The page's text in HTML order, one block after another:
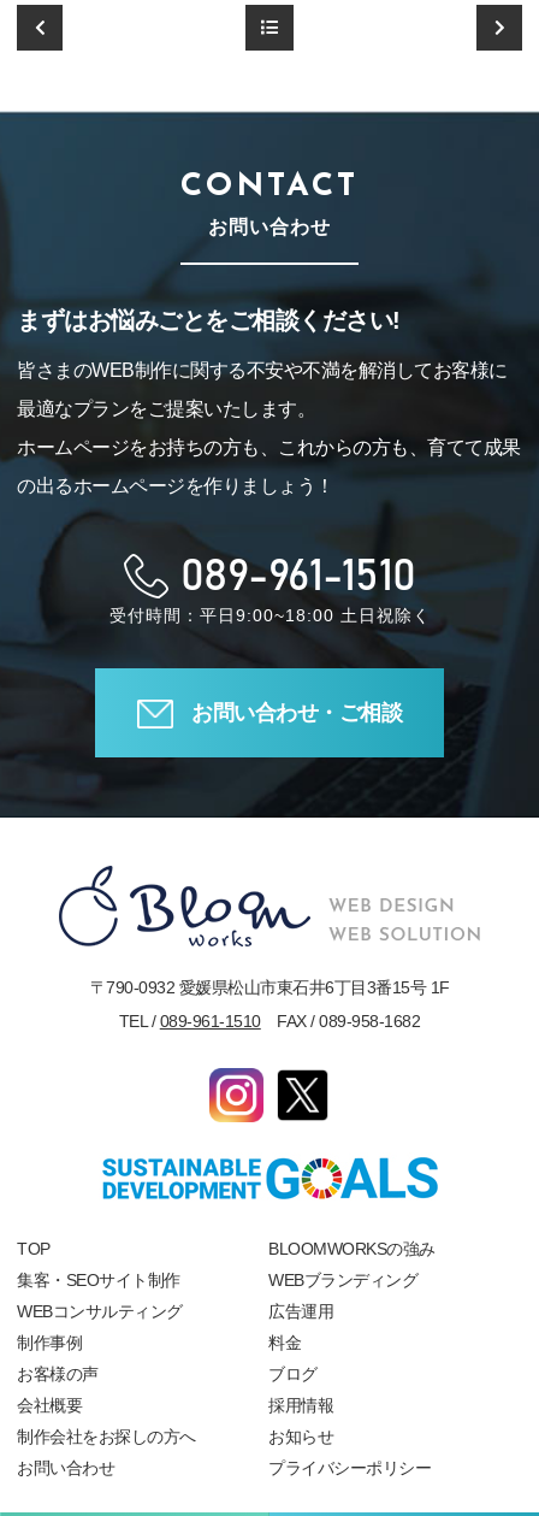
CONTACT
お問い合わせ
まずはお悩みごとをご相談ください!
皆さまのWEB制作に関する不安や不満を解消してお客様に
最適なプランをご提案いたします。
ホームページをお持ちの方も、これからの方も、育てて成果
の出るホームページを作りましょう！
089-961-1510
受付時間：平日9:00~18:00 土日祝除く
お問い合わせ・ご相談
〒790-0932 愛媛県松山市東石井6丁目3番15号 1F
TEL /089-961-1510FAX / 089-958-1682
TOP
BLOOMWORKSの強み
集客・SEOサイト制作
WEBブランディング
WEBコンサルティング
広告運用
制作事例
料金
お客様の声
ブログ
会社概要
採用情報
制作会社をお探しの方へ
お知らせ
お問い合わせ
プライバシーポリシー